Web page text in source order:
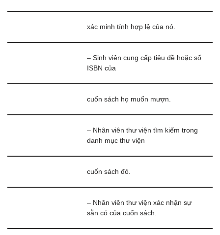
xác minh tính hợp lệ của nó.
– Sinh viên cung cấp tiêu đề hoặc số
ISBN của
cuốn sách họ muốn mượn.
– Nhân viên thư viện tìm kiếm trong
danh mục thư viện
cuốn sách đó.
– Nhân viên thư viện xác nhận sự
sẵn có của cuốn sách.